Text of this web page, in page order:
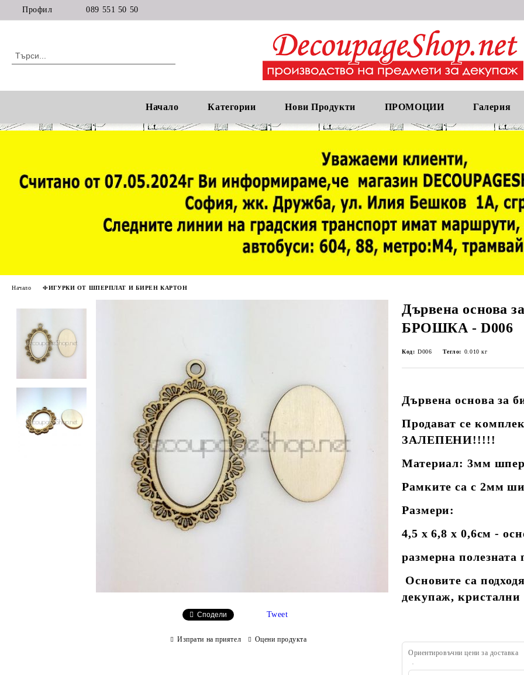
Профил 089 551 50 50
Начало Категории Нови Продукти ПРОМОЦИИ Галерия
Начало ФИГУРКИ ОТ ШПЕРПЛАТ И БИРЕН КАРТОН
Дървена основа
БРОШКА - D006
Код: D006 Тегло: 0.010 кг
Дървена основа
Продават се
ЗАЛЕПЕНИ!!!!!
Материал: 3мм
Рамките са с 2мм
Размери:
4,5 х 6,8 х 0,6см -
размерна
Основите са
декупаж, кристални
Ориентировъчни цени за доставка
Сподели Tweet
Изпрати на приятел Оцени продукта